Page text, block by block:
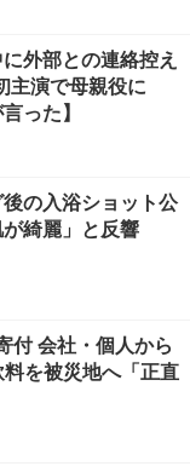
外部との連絡控え
主演で母親役に
った】
の入浴ショット公
綺麗」と反響
付 会社・個人から
を被災地へ「正直